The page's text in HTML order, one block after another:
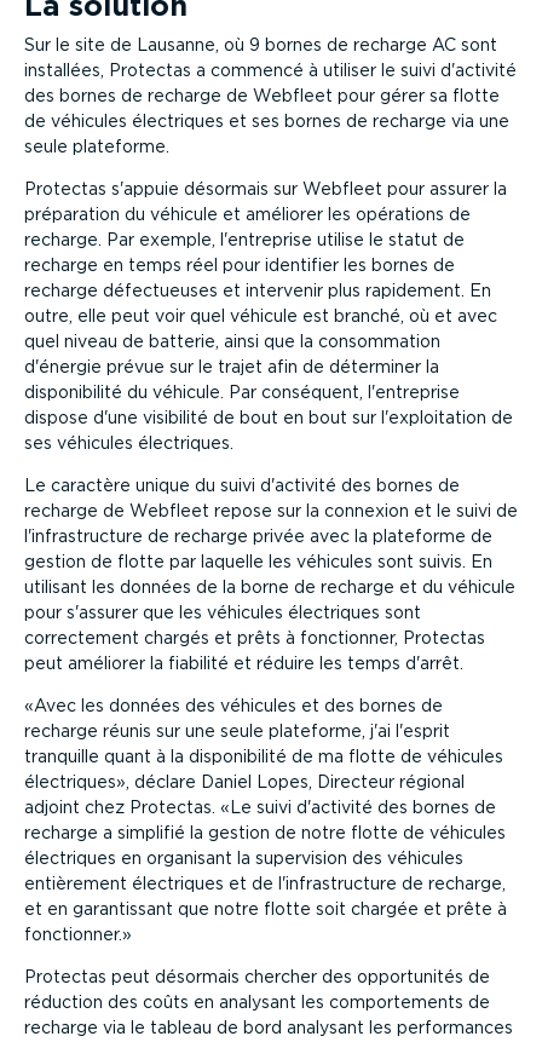
Sur le site de Lausanne, où 9 bornes de recharge AC sont
installées, Protectas a commencé à utiliser le suivi d'activité
des bornes de recharge de Webfleet pour gérer sa flotte
de véhicules électriques et ses bornes de recharge via une
seule plateforme.
Protectas s'appuie désormais sur Webfleet pour assurer la
préparation du véhicule et améliorer les opérations de
recharge. Par exemple, l'entreprise utilise le statut de
recharge en temps réel pour identifier les bornes de
recharge défectueuses et intervenir plus rapidement. En
outre, elle peut voir quel véhicule est branché, où et avec
quel niveau de batterie, ainsi que la consommation
d'énergie prévue sur le trajet afin de déterminer la
disponibilité du véhicule. Par conséquent, l'entreprise
dispose d'une visibilité de bout en bout sur l'exploitation de
ses véhicules électriques.
Le caractère unique du suivi d'activité des bornes de
recharge de Webfleet repose sur la connexion et le suivi de
l'infrastructure de recharge privée avec la plateforme de
gestion de flotte par laquelle les véhicules sont suivis. En
utilisant les données de la borne de recharge et du véhicule
pour s'assurer que les véhicules électriques sont
correctement chargés et prêts à fonctionner, Protectas
peut améliorer la fiabilité et réduire les temps d'arrêt.
Avec les données des véhicules et des bornes de
recharge réunis sur une seule plateforme, j'ai l'esprit
tranquille quant à la disponibilité de ma flotte de véhicules
électriques , déclare Daniel Lopes, Directeur régional
adjoint chez Protectas.
Le suivi d'activité des bornes de
recharge a simplifié la gestion de notre flotte de véhicules
électriques en organisant la supervision des véhicules
entièrement électriques et de l'infrastructure de recharge,
et en garantissant que notre flotte soit chargée et prête à
fonctionner.
Protectas peut désormais chercher des opportunités de
réduction des coûts en analysant les comportements de
recharge via le tableau de bord analysant les performances